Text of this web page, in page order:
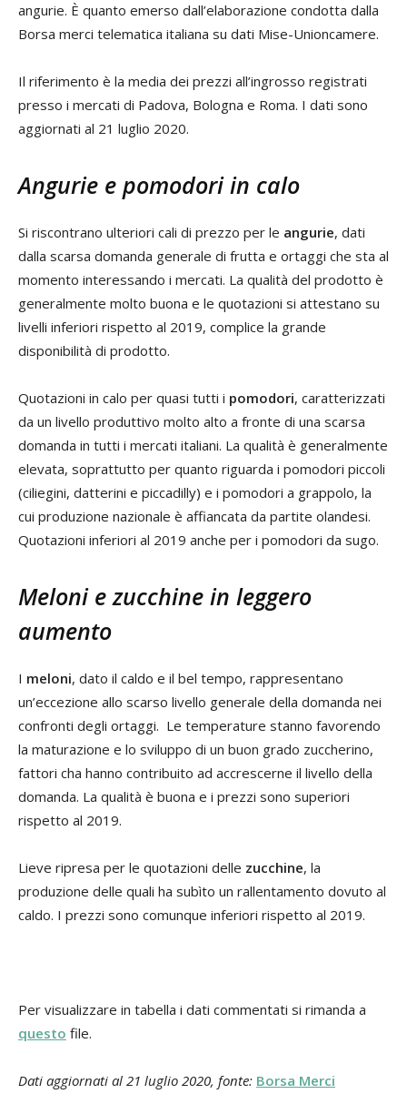
angurie. È quanto emerso dall’elaborazione condotta dalla
Borsa merci telematica italiana su dati Mise-Unioncamere.
Il riferimento è la media dei prezzi all’ingrosso registrati
presso i mercati di Padova, Bologna e Roma. I dati sono
aggiornati al 21 luglio 2020.
Angurie e pomodori in calo
Si riscontrano ulteriori cali di prezzo per le angurie, dati
dalla scarsa domanda generale di frutta e ortaggi che sta al
momento interessando i mercati. La qualità del prodotto è
generalmente molto buona e le quotazioni si attestano su
livelli inferiori rispetto al 2019, complice la grande
disponibilità di prodotto.
Quotazioni in calo per quasi tutti i pomodori, caratterizzati
da un livello produttivo molto alto a fronte di una scarsa
domanda in tutti i mercati italiani. La qualità è generalmente
elevata, soprattutto per quanto riguarda i pomodori piccoli
(ciliegini, datterini e piccadilly) e i pomodori a grappolo, la
cui produzione nazionale è affiancata da partite olandesi.
Quotazioni inferiori al 2019 anche per i pomodori da sugo.
Meloni e zucchine in leggero
aumento
I meloni, dato il caldo e il bel tempo, rappresentano
un’eccezione allo scarso livello generale della domanda nei
confronti degli ortaggi. Le temperature stanno favorendo
la maturazione e lo sviluppo di un buon grado zuccherino,
fattori cha hanno contribuito ad accrescerne il livello della
domanda. La qualità è buona e i prezzi sono superiori
rispetto al 2019.
Lieve ripresa per le quotazioni delle zucchine, la
produzione delle quali ha subìto un rallentamento dovuto al
caldo. I prezzi sono comunque inferiori rispetto al 2019.
Per visualizzare in tabella i dati commentati si rimanda a
questo file.
Dati aggiornati al 21 luglio 2020, fonte: Borsa Merci